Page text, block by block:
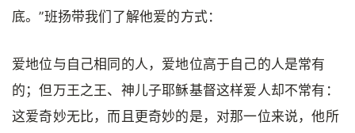
底。”班扬带我们了解他爱的方式：
爱地位与自己相同的人，爱地位高于自己的人是常有
的；但万王之王、神儿子耶稣基督这样爱人却不常有：
这爱奇妙无比，而且更奇妙的是，对那一位来说，他所